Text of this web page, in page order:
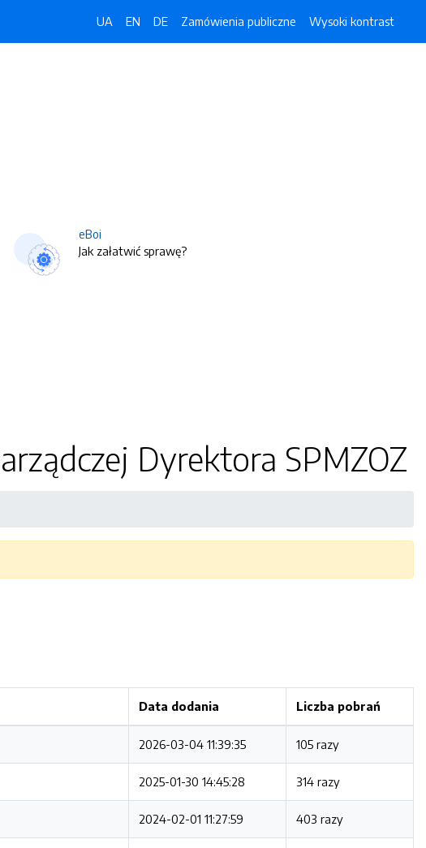
UA EN DE Zamówienia publiczne Wysoki kontrast
eBoi
Jak załatwić sprawę?
Dyrektora SPMZOZ
Data dodania Liczba pobrań
2026-03-04 11:39:35 105 razy
2025-01-30 14:45:28 314 razy
2024-02-01 11:27:59 403 razy